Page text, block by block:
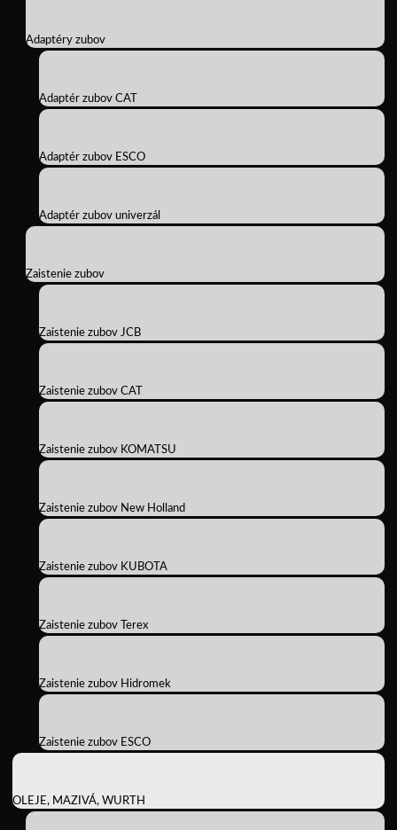
Adaptéry zubov
Adaptér zubov CAT
Adaptér zubov ESCO
Adaptér zubov univerzál
Zaistenie zubov
Zaistenie zubov JCB
Zaistenie zubov CAT
Zaistenie zubov KOMATSU
Zaistenie zubov New Holland
Zaistenie zubov KUBOTA
Zaistenie zubov Terex
Zaistenie zubov Hidromek
Zaistenie zubov ESCO
OLEJE, MAZIVÁ, WURTH